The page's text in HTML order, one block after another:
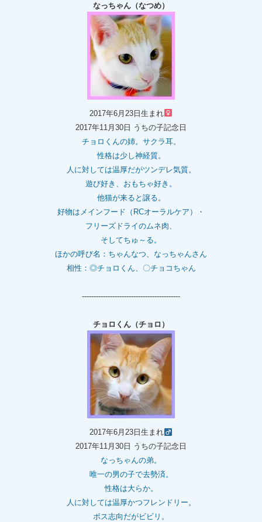
なっちゃん（なつめ）
2017年6月23日生まれ
2017年11月30日 うちの子記念日
チョロくんの姉。 サクラ耳。
性格は少し神経質。
人に対しては温厚だがツンデレ気質。
遊び好き、おもちゃ好き。
他猫が来ると譲る。
好物はメインフード（RCオーラルケア）・
フリーズドライのムネ肉、
そしてちゅ～る。
ほかの呼び名：ちゃんなつ、なっちゃんさん
相性：◎チョロくん、〇チョコちゃん
------------------------------------------
チョロくん（チョロ）
2017年6月23日生まれ
2017年11月30日 うちの子記念日
なっちゃんの弟。
唯一の男の子で去勢済。
性格は大らか。
人に対しては温厚かつフレンドリー。
ボス志向だがビビリ。